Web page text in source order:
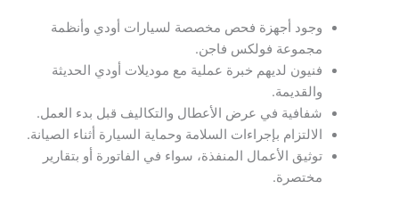
وجود أجهزة فحص مخصصة لسيارات أودي وأنظمة
مجموعة فولكس فاجن.
فنيون لديهم خبرة عملية مع موديلات أودي الحديثة
والقديمة.
شفافية في عرض الأعطال والتكاليف قبل بدء العمل.
الالتزام بإجراءات السلامة وحماية السيارة أثناء الصيانة.
توثيق الأعمال المنفذة، سواء في الفاتورة أو بتقارير
مختصرة.